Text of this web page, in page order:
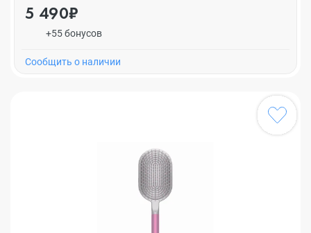
5 490₽
+55 бонусов
Cообщить о наличии